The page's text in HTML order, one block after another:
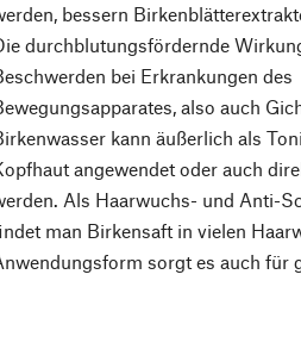
bessern
durchblutungsfördernde
bei Erkrankungen des
also auch
kann äußerlich als
angewendet oder auch
Als Haarwuchs- und Anti-
man Birkensaft in vielen
sorgt es auch für